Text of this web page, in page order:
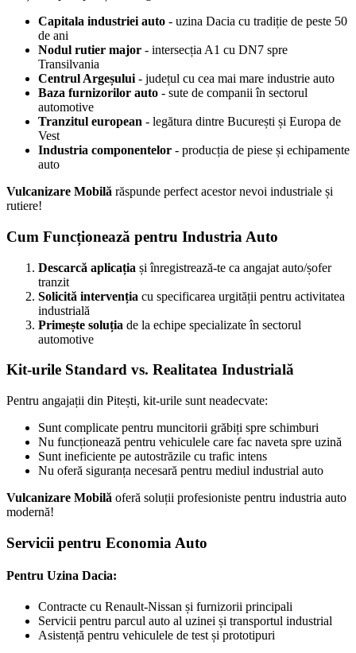
Capitala industriei auto - uzina Dacia cu tradiție de peste 50
de ani
Nodul rutier major - intersecția A1 cu DN7 spre
Transilvania
Centrul Argeșului - județul cu cea mai mare industrie auto
Baza furnizorilor auto - sute de companii în sectorul
automotive
Tranzitul european - legătura dintre București și Europa de
Vest
Industria componentelor - producția de piese și echipamente
auto
Vulcanizare Mobilă răspunde perfect acestor nevoi industriale și
rutiere!
Cum Funcționează pentru Industria Auto
Descarcă aplicația și înregistrează-te ca angajat auto/șofer
tranzit
Solicită intervenția cu specificarea urgității pentru activitatea
industrială
Primește soluția de la echipe specializate în sectorul
automotive
Kit-urile Standard vs. Realitatea Industrială
Pentru angajații din Pitești, kit-urile sunt neadecvate:
Sunt complicate pentru muncitorii grăbiți spre schimburi
Nu funcționează pentru vehiculele care fac naveta spre uzină
Sunt ineficiente pe autostrăzile cu trafic intens
Nu oferă siguranța necesară pentru mediul industrial auto
Vulcanizare Mobilă oferă soluții profesioniste pentru industria auto
modernă!
Servicii pentru Economia Auto
Pentru Uzina Dacia:
Contracte cu Renault-Nissan și furnizorii principali
Servicii pentru parcul auto al uzinei și transportul industrial
Asistență pentru vehiculele de test și prototipuri